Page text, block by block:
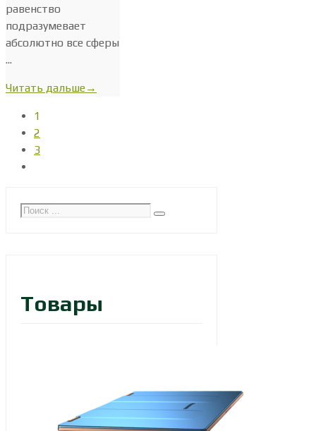
равенство
подразумевает
абсолютно все сферы
...
Читать дальше→
1
2
3
Товары